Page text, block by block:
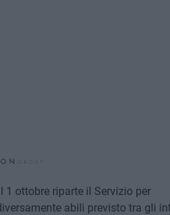
ottobre riparte il Servizio per
abili previsto tra gli